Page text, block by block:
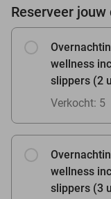
Reserveer jouw
wellness
slippers (2
Verkocht: 5
wellness
slippers (3